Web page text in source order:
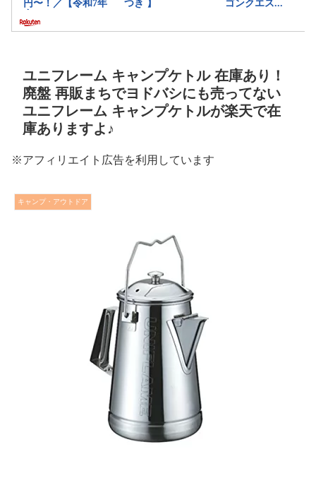
ユニフレーム キャンプケトル 在庫あり！
廃盤 再販まちでヨドバシにも売ってない
ユニフレーム キャンプケトルが楽天で在
庫ありますよ♪
※アフィリエイト広告を利用しています
キャンプ・アウトドア